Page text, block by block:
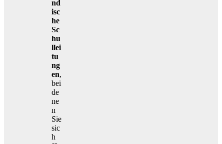
nd
isc
he
Sc
hu
llei
tu
ng
en,
bei
de
ne
n
Sie
sic
h